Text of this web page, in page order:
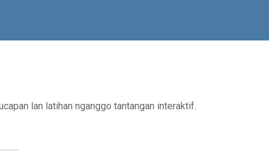
lan latihan nganggo tantangan interaktif.